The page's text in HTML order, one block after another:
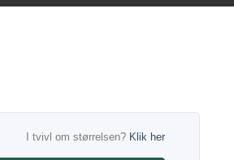
I tvivl om størrelsen? Klik her